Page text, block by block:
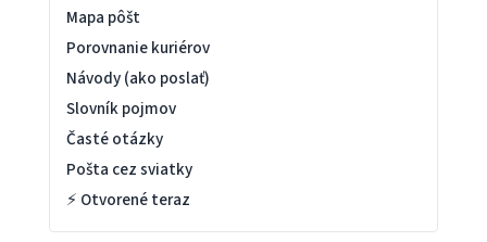
Mapa pôšt
Porovnanie kuriérov
Návody (ako poslať)
Slovník pojmov
Časté otázky
Pošta cez sviatky
⚡ Otvorené teraz